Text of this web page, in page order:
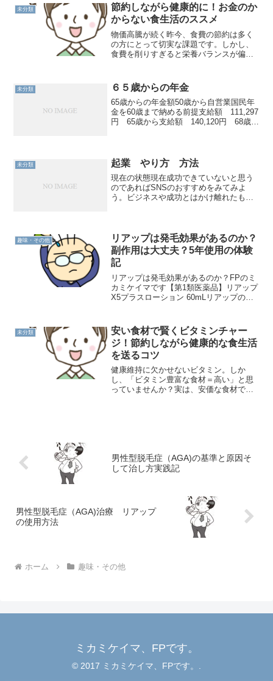
か？この問いに即答できる方は...
未分類
節約しながら健康的に！お金のか
からない食生活のススメ
物価高騰が続く昨今、食費の節約は多く
の方にとって切実な課題です。しかし、
食費を削りすぎると栄養バランスが偏
を送るためのヒントをご紹介します。1.
食材選びのコツ 旬の食...
未分類 ６５歳からの年金
65歳からの年金額50歳から自営業国民年
金を60歳まで納める前提支給額 111,297
円 65歳から支給額 140,120円 68歳か
未分類 起業 やり方 方法
現在の状態現在成功できていないと思う
のであればSNSのおすすめをみてみよ
う。ビジネスや成功とはかけ離れたもの
り儲からないネット購入商...
趣味・その他
リアップは発毛効果があるのか？
副作用は大丈夫？5年使用の体験
記
リアップは発毛効果があるのか？FPのミ
カミケイマです【第1類医薬品】リアップ
X5プラスローション 60mLリアップの効
る程度に薄くなると発毛が始まります。
です...
未分類
安い食材で賢くビタミンチャー
ジ！節約しながら健康的な食生活
を送るコツ
健康維持に欠かせないビタミン。しか
し、「ビタミン豊富な食材＝高い」と思
っていませんか？実は、安価な食材でも
男性型脱毛症（AGA)の基準と原因そ
して治し方実践記
男性型脱毛症（AGA)治療 リアップ
の使用方法
ホーム 趣味・その他
ミカミケイマ、FPです。
© 2017 ミカミケイマ、FPです。.